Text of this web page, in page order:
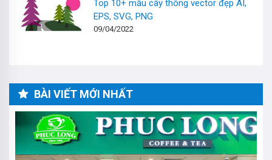
Top 10+ mẫu cây thông vector đẹp AI,
EPS, SVG, PNG
09/04/2022
BÀI VIẾT MỚI NHẤT